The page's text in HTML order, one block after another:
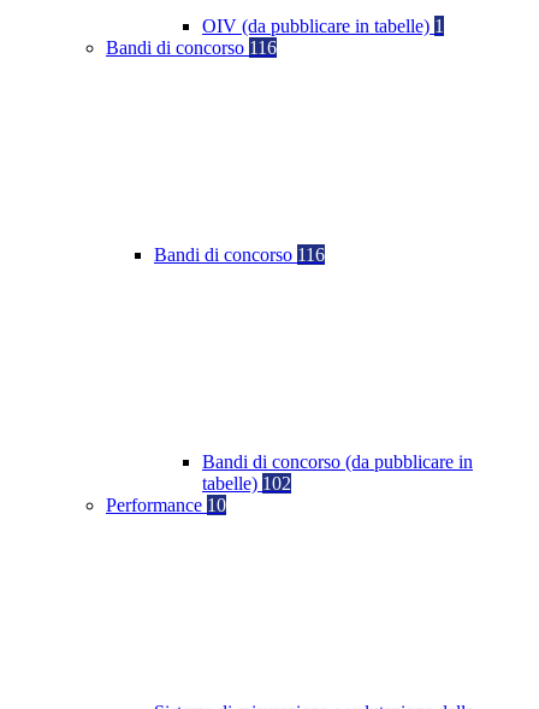
OIV (da pubblicare in tabelle) 1
Bandi di concorso 116
Bandi di concorso 116
Bandi di concorso (da pubblicare in
tabelle) 102
Performance 10